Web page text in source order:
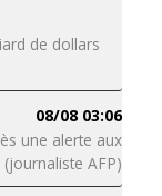
de dollars
08/08 03:06
une alerte aux
AFP)